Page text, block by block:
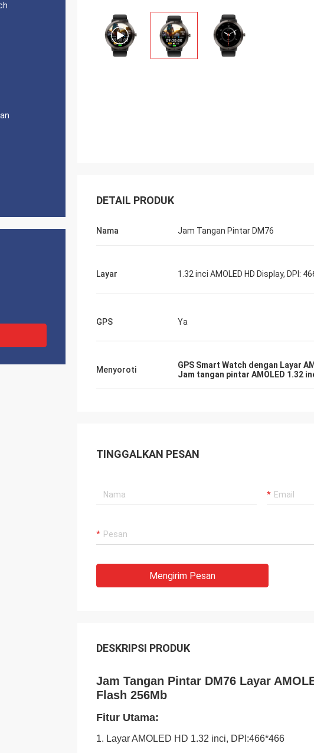
DETAIL PRODUK
Nama Jam Tangan Pintar DM76
Layar 1.32 inci AMOLED HD Display, DPI:
GPS Ya
Menyoroti GPS Smart Watch dengan Layar
Jam tangan pintar AMOLED 1.32
TINGGALKAN PESAN
Mengirim Pesan
DESKRIPSI PRODUK
Jam Tangan Pintar DM76 Layar
Flash 256Mb
Fitur Utama:
1. Layar AMOLED HD 1.32 inci, DPI:466*466